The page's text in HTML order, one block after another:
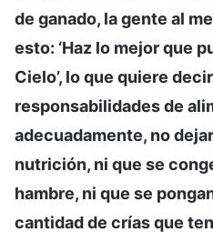
de ganado, la gente al
esto: ‘Haz lo mejor que
Cielo’, lo que quiere
responsabilidades de
adecuadamente, no
nutrición, ni que se
hambre, ni que se
cantidad de crías que